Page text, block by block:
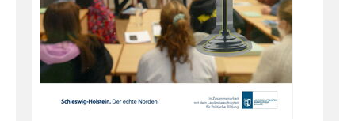
Deutsch als Zweitsprache
Englisch
Französisch
Friesisch